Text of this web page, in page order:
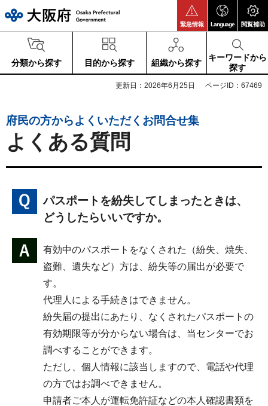
緊急情報 Language 閲覧補助
分類から探す 目的から探す 組織から探す
キーワードから
探す
更新日：2026年6月25日 ページID：67469
府民の方からよくいただくお問合せ集
よくある質問
パスポートを紛失してしまったときは、
どうしたらいいですか。
有効中のパスポートをなくされた（紛失、焼失、
盗難、遺失など）方は、紛失等の届出が必要で
す。
代理人による手続きはできません。
紛失届の提出にあたり、なくされたパスポートの
有効期限等が分からない場合は、当センターでお
調べすることができます。
ただし、個人情報に該当しますので、電話や代理
の方ではお調べできません。
申請者ご本人が運転免許証などの本人確認書類を